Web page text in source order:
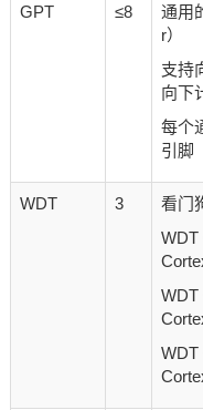
GPT ≤8
通用
r）
支持
向下
每个
引脚
WDT 3
看门
WDT
WDT
WDT